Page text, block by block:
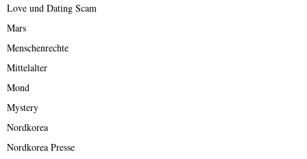
Love und Dating Scam
Mars
Menschenrechte
Mittelalter
Mond
Mystery
Nordkorea
Nordkorea Presse